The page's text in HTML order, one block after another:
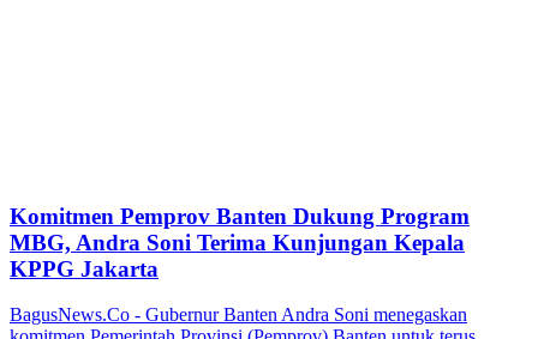
Komitmen Pemprov Banten Dukung Program
MBG, Andra Soni Terima Kunjungan Kepala
KPPG Jakarta
BagusNews.Co - Gubernur Banten Andra Soni menegaskan